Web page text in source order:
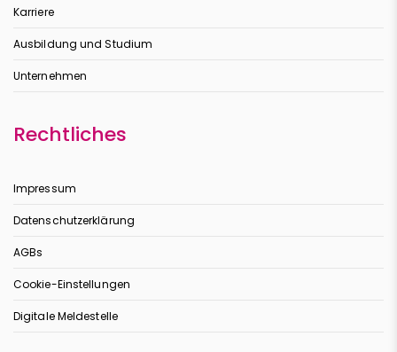
Karriere
Ausbildung und Studium
Unternehmen
Rechtliches
Impressum
Datenschutzerklärung
AGBs
Cookie-Einstellungen
Digitale Meldestelle